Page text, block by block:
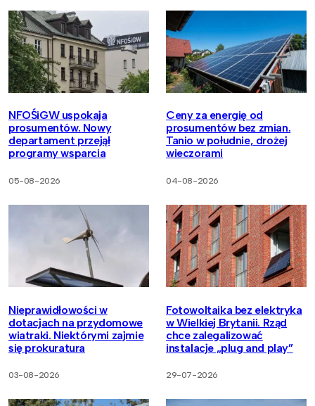
NFOŚiGW uspokaja
prosumentów. Nowy
departament przejął
programy wsparcia
05-08-2026
Ceny za energię od
prosumentów bez zmian.
Tanio w południe, drożej
wieczorami
04-08-2026
Nieprawidłowości w
dotacjach na przydomowe
wiatraki. Niektórymi zajmie
się prokuratura
03-08-2026
Fotowoltaika bez elektryka
w Wielkiej Brytanii. Rząd
chce zalegalizować
instalacje „plug and play”
29-07-2026